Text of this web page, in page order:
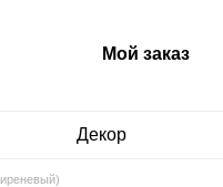
Мой заказ
Декор